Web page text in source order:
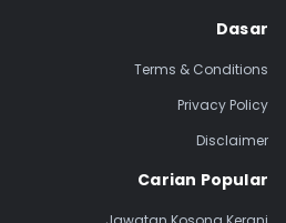
Dasar
Terms & Conditions
Privacy Policy
Disclaimer
Carian Popular